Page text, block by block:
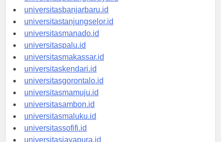
universitaspalangkaraya.id
universitasbanjarbaru.id
universitastanjungselor.id
universitasmanado.id
universitaspalu.id
universitasmakassar.id
universitaskendari.id
universitasgorontalo.id
universitasmamuju.id
universitasambon.id
universitasmaluku.id
universitassofifi.id